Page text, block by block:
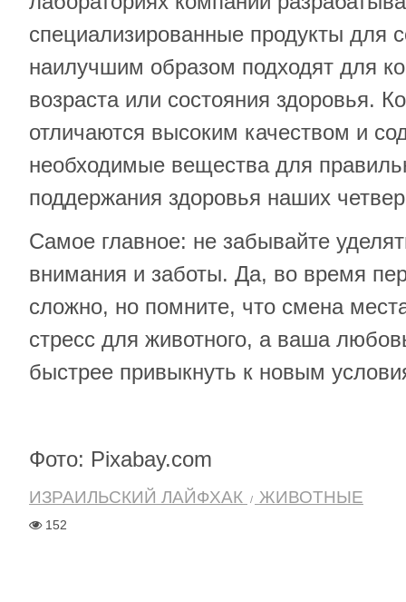
специализированные продукты для
наилучшим образом подходят для
возраста или состояния здоровья.
отличаются высоким качеством и
необходимые вещества для
поддержания здоровья наших
Самое главное: не забывайте
внимания и заботы. Да, во время
сложно, но помните, что смена
стресс для животного, а ваша
быстрее привыкнуть к новым
Фото: Pixabay.com
ИЗРАИЛЬСКИЙ ЛАЙФХАК ЖИВОТНЫЕ
152